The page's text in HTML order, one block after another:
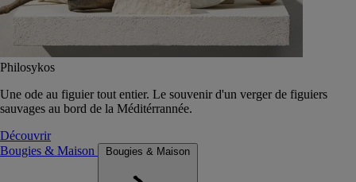
Philosykos
Une ode au figuier tout entier. Le souvenir d'un verger de figuiers
sauvages au bord de la Méditérrannée.
Découvrir
Bougies & Maison
Bougies & Maison